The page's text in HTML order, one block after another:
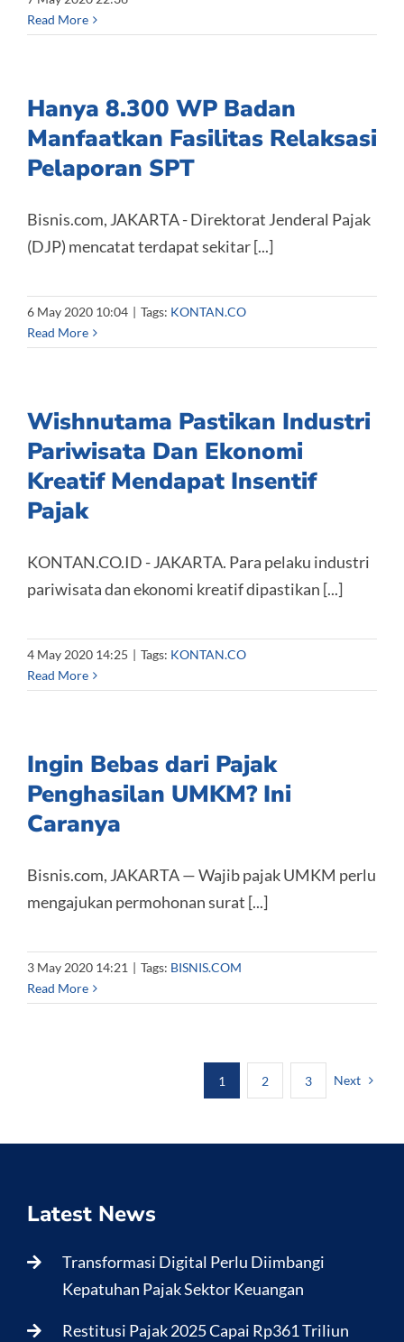
Read More
Hanya 8.300 WP Badan
Manfaatkan Fasilitas Relaksasi
Pelaporan SPT
Bisnis.com, JAKARTA - Direktorat Jenderal Pajak
(DJP) mencatat terdapat sekitar [...]
6 May 2020 10:04 | Tags: KONTAN.CO
Read More
Wishnutama Pastikan Industri
Pariwisata Dan Ekonomi
Kreatif Mendapat Insentif
Pajak
KONTAN.CO.ID - JAKARTA. Para pelaku industri
pariwisata dan ekonomi kreatif dipastikan [...]
4 May 2020 14:25 | Tags: KONTAN.CO
Read More
Ingin Bebas dari Pajak
Penghasilan UMKM? Ini
Caranya
Bisnis.com, JAKARTA — Wajib pajak UMKM perlu
mengajukan permohonan surat [...]
3 May 2020 14:21 | Tags: BISNIS.COM
Read More
1 2 3 Next
Latest News
Transformasi Digital Perlu Diimbangi
Kepatuhan Pajak Sektor Keuangan
Restitusi Pajak 2025 Capai Rp361 Triliun